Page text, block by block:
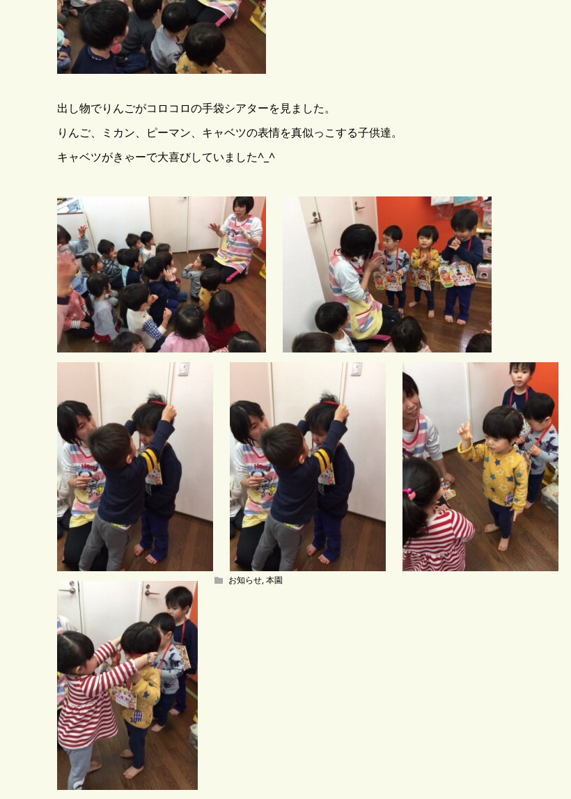
出し物でりんごがコロコロの手袋シアターを見ました。
りんご、ミカン、ピーマン、キャベツの表情を真似っこする子供達。
キャベツがきゃーで大喜びしていました^_^
お知らせ,本園